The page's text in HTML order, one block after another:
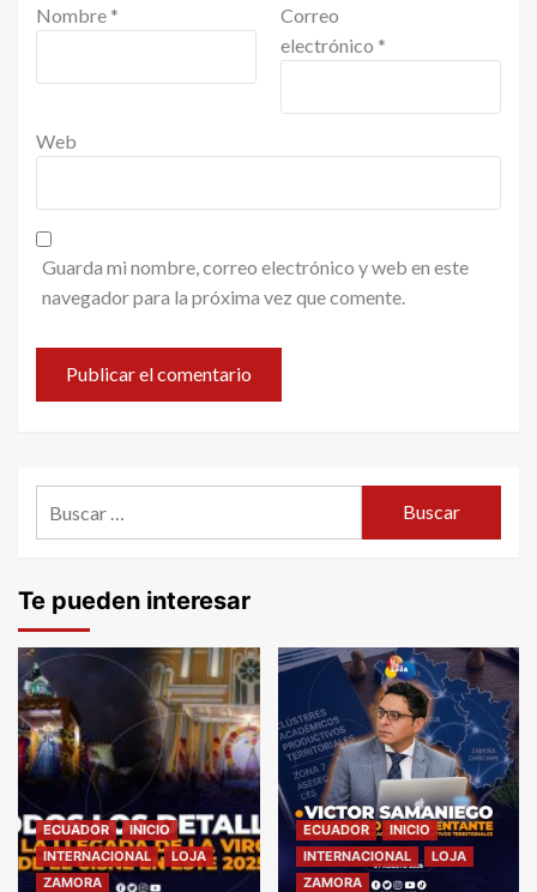
Nombre *
Correo
electrónico *
Web
Guarda mi nombre, correo electrónico y web en este
navegador para la próxima vez que comente.
Te pueden interesar
ECUADOR
INICIO
INTERNACIONAL
LOJA
ZAMORA
ECUADOR
INICIO
INTERNACIONAL
LOJA
ZAMORA